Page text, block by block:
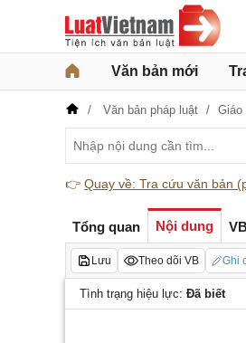
Văn bản mới
Văn bản pháp luật Giáo
👉 Quay về: Tra cứu văn bản
Tổng quan Nội dung
Lưu Theo dõi VB Ghi
Tình trạng hiệu lực: Đã biết